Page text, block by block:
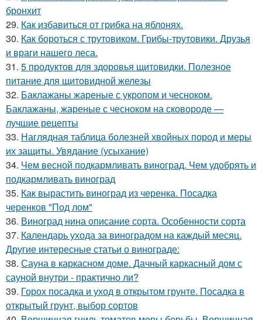
бронхит
29. Как избавиться от грибка на яблонях.
30. Как бороться с трутовиком. Грибы-трутовики. Друзья
и враги нашего леса.
31. 5 продуктов для здоровья щитовидки. Полезное
питание для щитовидной железы
32. Баклажаны жареные с укропом и чесноком.
Баклажаны, жареные с чесноком на сковороде —
лучшие рецепты
33. Наглядная таблица болезней хвойных пород и меры
их защиты. Увядание (усыхание)
34. Чем весной подкармливать виноград. Чем удобрять и
подкармливать виноград
35. Как вырастить виноград из черенка. Посадка
черенков "Под лом"
36. Виноград нина описание сорта. Особенности сорта
37. Календарь ухода за виноградом на каждый месяц.
Другие интересные статьи о винограде:
38. Сауна в каркасном доме. Дачный каркасный дом с
сауной внутри - практично ли?
39. Горох посадка и уход в открытом грунте. Посадка в
открытый грунт, выбор сортов